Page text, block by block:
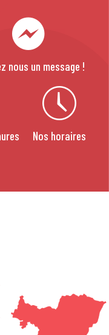
nous un message !
Nos horaires